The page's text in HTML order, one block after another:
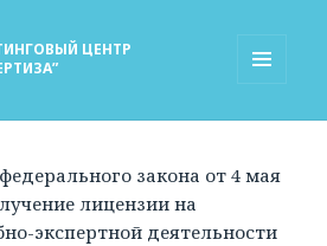
ЦЕНТР
закона от 4 мая
лицензии на
экспертной деятельности